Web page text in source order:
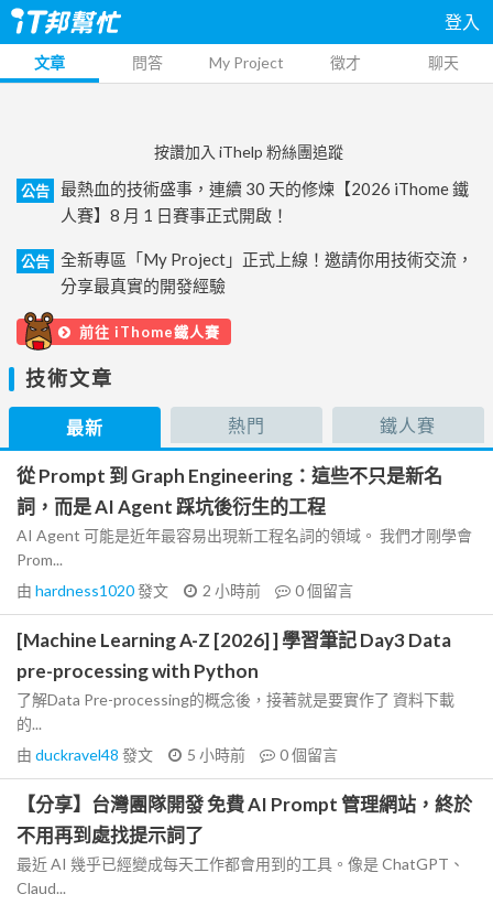
登入
文章 問答 My Project 徵才 聊天
按讚加入 iThelp 粉絲團追蹤
公告
最熱血的技術盛事，連續 30 天的修煉【2026 iThome 鐵
人賽】8 月 1 日賽事正式開啟！
公告
全新專區「My Project」正式上線！邀請你用技術交流，
分享最真實的開發經驗
前往 iThome鐵人賽
技術文章
最新 熱門 鐵人賽
從 Prompt 到 Graph Engineering：這些不只是新名
詞，而是 AI Agent 踩坑後衍生的工程
AI Agent 可能是近年最容易出現新工程名詞的領域。 我們才剛學會
Prom...
由 hardness1020發文 2 小時前 0個留言
[Machine Learning A-Z [2026] ] 學習筆記 Day3 Data
pre-processing with Python
了解Data Pre-processing的概念後，接著就是要實作了 資料下載
的...
由 duckravel48 發文 5 小時前 0個留言
【分享】台灣團隊開發 免費 AI Prompt 管理網站，終於
不用再到處找提示詞了
最近 AI 幾乎已經變成每天工作都會用到的工具。像是 ChatGPT、
Claud...